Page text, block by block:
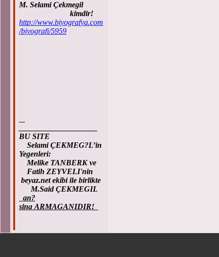
M. Selami Çekmegil
kimdir!
http://www.biyografya.com
/biyografi/5959
BU SITE
Selami ÇEKMEG?L’in
Yegenleri:
Melike TANBERK ve
Fatih ZEYVELI'nin
beyaz.net ekibi ile birlikte
M.Said ÇEKMEGIL
an?
sina ARMAGANIDIR!